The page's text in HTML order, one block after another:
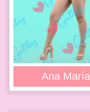
Ana María